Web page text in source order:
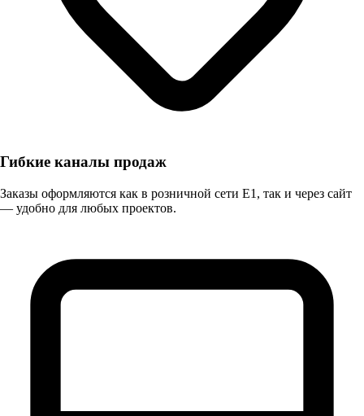
Гибкие каналы продаж
Заказы оформляются как в розничной сети E1, так и через сайт
— удобно для любых проектов.